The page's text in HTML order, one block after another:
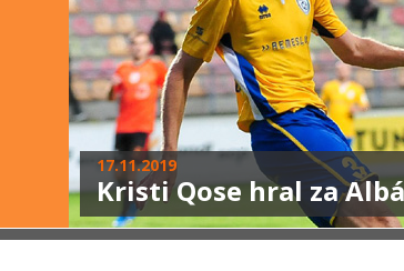
17.11.2019
Kristi Qose hral za